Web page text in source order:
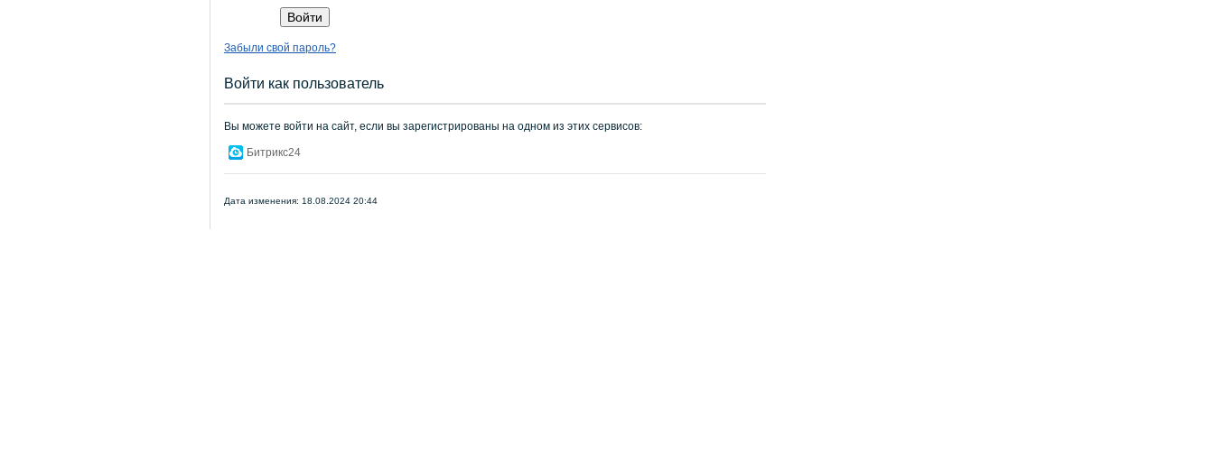
Забыли свой пароль?
Войти как пользователь
Вы можете войти на сайт, если вы зарегистрированы на одном из этих сервисов:
Битрикс24
Дата изменения: 18.08.2024 20:44